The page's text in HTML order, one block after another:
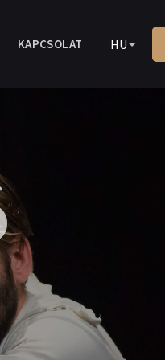
KAPCSOLAT HU